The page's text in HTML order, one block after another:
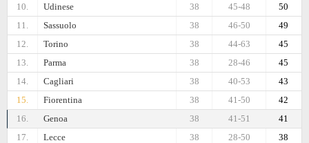
10.
Udinese 50
45-48
38
11.
Sassuolo 49
46-50
38
12.
Torino 45
44-63
38
13.
Parma 45
28-46
38
14.
Cagliari 43
40-53
38
15.
Fiorentina 42
41-50
38
16.
Genoa 41
41-51
38
17.
Lecce 38
28-50
38